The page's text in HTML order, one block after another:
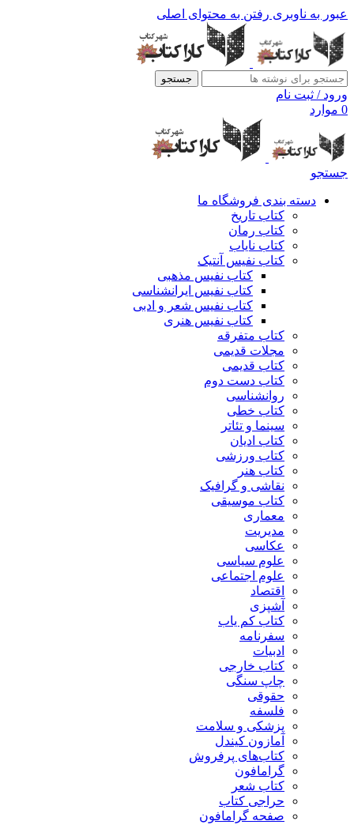
عبور به ناوبری رفتن به محتوای اصلی
جستجو
ورود / ثبت نام
0 موارد
جستجو
دسته بندی فروشگاه ما
کتاب تاریخ
کتاب رمان
کتاب نایاب
کتاب نفیس آنتیک
کتاب نفیس مذهبی
کتاب نفیس ایرانشناسی
کتاب نفیس شعر و ادبی
کتاب نفیس هنری
کتاب متفرقه
مجلات قدیمی
کتاب قدیمی
کتاب دست دوم
روانشناسی
کتاب خطی
سینما و تئاتر
کتاب ادیان
کتاب ورزشی
کتاب هنر
نقاشی و گرافیک
کتاب موسیقی
معماری
مدیریت
عکاسی
علوم سیاسی
علوم اجتماعی
اقتصاد
آشپزی
کتاب کم یاب
سفرنامه
ادبیات
کتاب خارجی
چاپ سنگی
حقوقی
فلسفه
پزشکی و سلامت
آمازون کیندل
کتاب‌های پرفروش
گرامافون
کتاب شعر
حراجی کتاب
صفحه گرامافون